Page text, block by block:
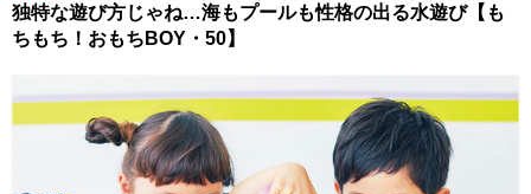
独特な遊び方じゃね…海もプールも性格の出る水遊び【も
ちもち！おもちBOY・50】